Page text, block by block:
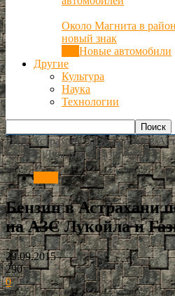
Около Магнита в
новый знак
Новые автомобили
Другие
Культура
Наука
Технологии
РИА Астрахань Авто Бензин в
на АЗС Лукойла и Газпрома
Бензин в Астрахани
на АЗС Лукойла и
29.09.2015
290
0